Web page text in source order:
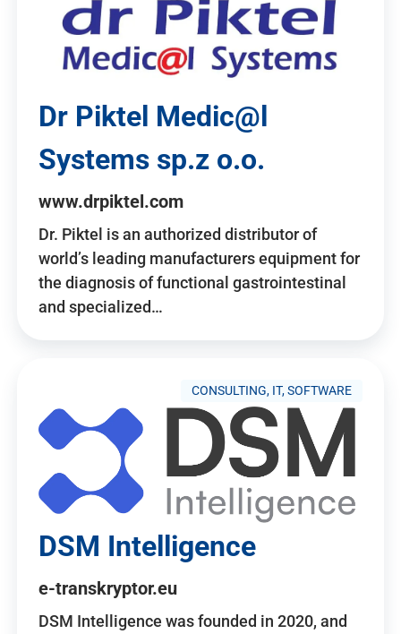
Dr Piktel Medic@l
Systems sp.z o.o.
www.drpiktel.com
Dr. Piktel is an authorized distributor of
world’s leading manufacturers equipment for
the diagnosis of functional gastrointestinal
and specialized…
CONSULTING, IT, SOFTWARE
DSM Intelligence
e-transkryptor.eu
DSM Intelligence was founded in 2020, and